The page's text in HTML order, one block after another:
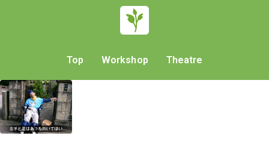
Top Workshop Theatre